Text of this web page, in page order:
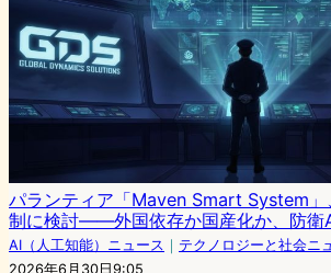
パランティア「Maven Smart System」
制に検討——外国依存か国産化か、防衛
AI（人工知能）ニュース ｜ テクノロジーと社会ニ
2026年6月30日9:05